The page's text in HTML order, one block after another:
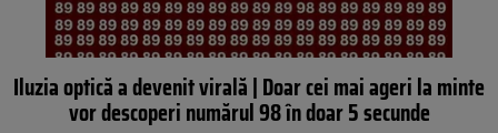
Iluzia optică a devenit virală | Doar cei mai ageri la minte
vor descoperi numărul 98 în doar 5 secunde